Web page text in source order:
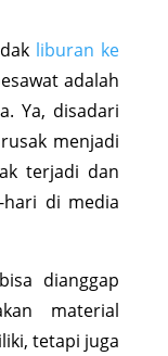
liburan ke
adalah
Ya, disadari
menjadi
terjadi dan
hari di media
dianggap
material
tetapi juga